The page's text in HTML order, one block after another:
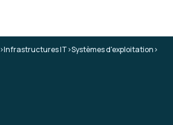
>Infrastructures IT>Systèmes d'exploitation>